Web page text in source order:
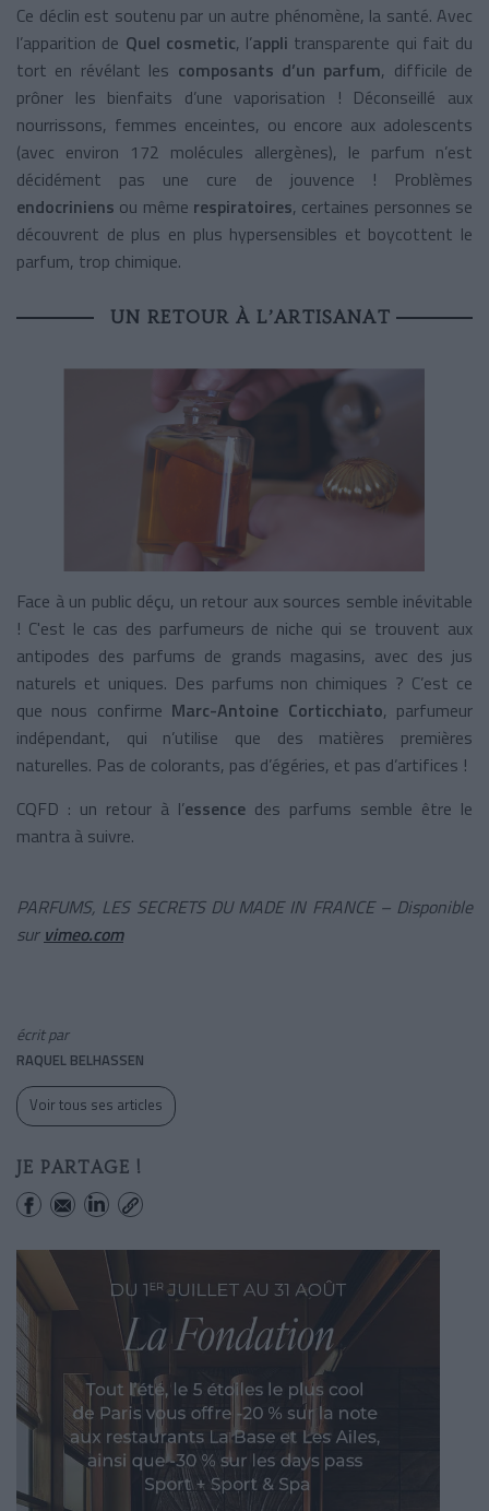
Ce déclin est soutenu par un autre phénomène, la santé. Avec
l’apparition de Quel cosmetic, l’appli transparente qui fait du
tort en révélant les composants d’un parfum, difficile de
prôner les bienfaits d’une vaporisation ! Déconseillé aux
nourrissons, femmes enceintes, ou encore aux adolescents
(avec environ 172 molécules allergènes), le parfum n’est
décidément pas une cure de jouvence ! Problèmes
endocriniens ou même respiratoires, certaines personnes se
découvrent de plus en plus hypersensibles et boycottent le
parfum, trop chimique.
UN RETOUR À L’ARTISANAT
Face à un public déçu, un retour aux sources semble inévitable
! C'est le cas des parfumeurs de niche qui se trouvent aux
antipodes des parfums de grands magasins, avec des jus
naturels et uniques. Des parfums non chimiques ? C’est ce
que nous confirme Marc-Antoine Corticchiato, parfumeur
indépendant, qui n’utilise que des matières premières
naturelles. Pas de colorants, pas d’égéries, et pas d’artifices !
CQFD : un retour à l’essence des parfums semble être le
mantra à suivre.
PARFUMS, LES SECRETS DU MADE IN FRANCE – Disponible
sur vimeo.com
écrit par
RAQUEL BELHASSEN
Voir tous ses articles
JE PARTAGE !